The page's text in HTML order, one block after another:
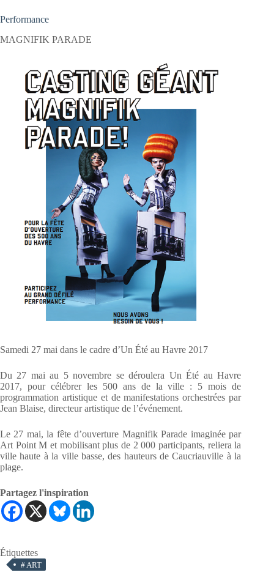
Performance
MAGNIFIK PARADE
Samedi 27 mai dans le cadre d’Un Été au Havre 2017
Du 27 mai au 5 novembre se déroulera Un Été au Havre
2017, pour célébrer les 500 ans de la ville : 5 mois de
programmation artistique et de manifestations orchestrées par
Jean Blaise, directeur artistique de l’événement.
Le 27 mai, la fête d’ouverture Magnifik Parade imaginée par
Art Point M et mobilisant plus de 2 000 participants, reliera la
ville haute à la ville basse, des hauteurs de Caucriauville à la
plage.
Partagez l'inspiration
Étiquettes
# ART